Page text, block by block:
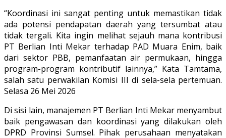
“Koordinasi ini sangat penting untuk memastikan tidak
ada potensi pendapatan daerah yang tersumbat atau
tidak tergali. Kita ingin melihat sejauh mana kontribusi
PT Berlian Inti Mekar terhadap PAD Muara Enim, baik
dari sektor PBB, pemanfaatan air permukaan, hingga
program-program kontributif lainnya,” Kata Tamtama,
salah satu perwakilan Komisi III di sela-sela pertemuan.
Selasa 26 Mei 2026
Di sisi lain, manajemen PT Berlian Inti Mekar menyambut
baik pengawasan dan koordinasi yang dilakukan oleh
DPRD Provinsi Sumsel. Pihak perusahaan menyatakan